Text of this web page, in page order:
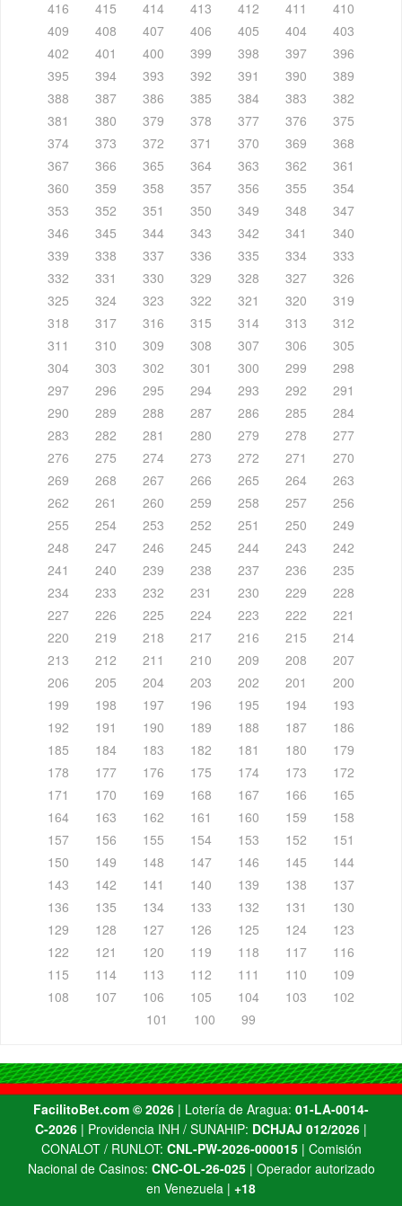
416
415 414 413 412 411
410
409
408 407 406 405 404
403
402
401 400 399 398 397
396
395
394 393 392 391 390
389
388
387 386 385 384 383
382
381
380 379 378 377 376
375
374
373 372 371 370 369
368
367
366 365 364 363 362
361
360
359 358 357 356 355
354
353
352 351 350 349 348
347
346
345 344 343 342 341
340
339
338 337 336 335 334
333
332
331 330 329 328 327
326
325
324 323 322 321 320
319
318
317 316 315 314 313
312
311
310 309 308 307 306
305
304
303 302 301 300 299
298
297
296 295 294 293 292
291
290
289 288 287 286 285
284
283
282 281 280 279 278
277
276
275 274 273 272 271
270
269
268 267 266 265 264
263
262
261 260 259 258 257
256
255
254 253 252 251 250
249
248
247 246 245 244 243
242
241
240 239 238 237 236
235
234
233 232 231 230 229
228
227
226 225 224 223 222
221
220
219 218 217 216 215
214
213
212 211 210 209 208
207
206
205 204 203 202 201
200
199
198 197 196 195 194
193
192
191 190 189 188 187
186
185
184 183 182 181 180
179
178
177 176 175 174 173
172
171
170 169 168 167 166
165
164
163 162 161 160 159
158
157
156 155 154 153 152
151
150
149 148 147 146 145
144
143
142 141 140 139 138
137
136
135 134 133 132 131
130
129
128 127 126 125 124
123
122
121 120 119 118 117
116
115
114 113 112 111 110
109
108
107 106 105 104 103
102
101
100 99
FacilitoBet.com ©️ 2026 | Lotería de Aragua: 01-LA-0014-
C-2026 | Providencia INH / SUNAHIP: DCHJAJ 012/2026 |
CONALOT / RUNLOT: CNL-PW-2026-000015| Comisión
Nacional de Casinos: CNC-OL-26-025| Operador autorizado
en Venezuela | +18